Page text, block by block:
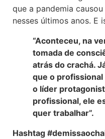
que a pandemia
nesses últimos anos. E
“Aconteceu, na
tomada de
atrás do crachá.
que o
o líder
profissional, ele
quer trabalhar”.
Hashtag